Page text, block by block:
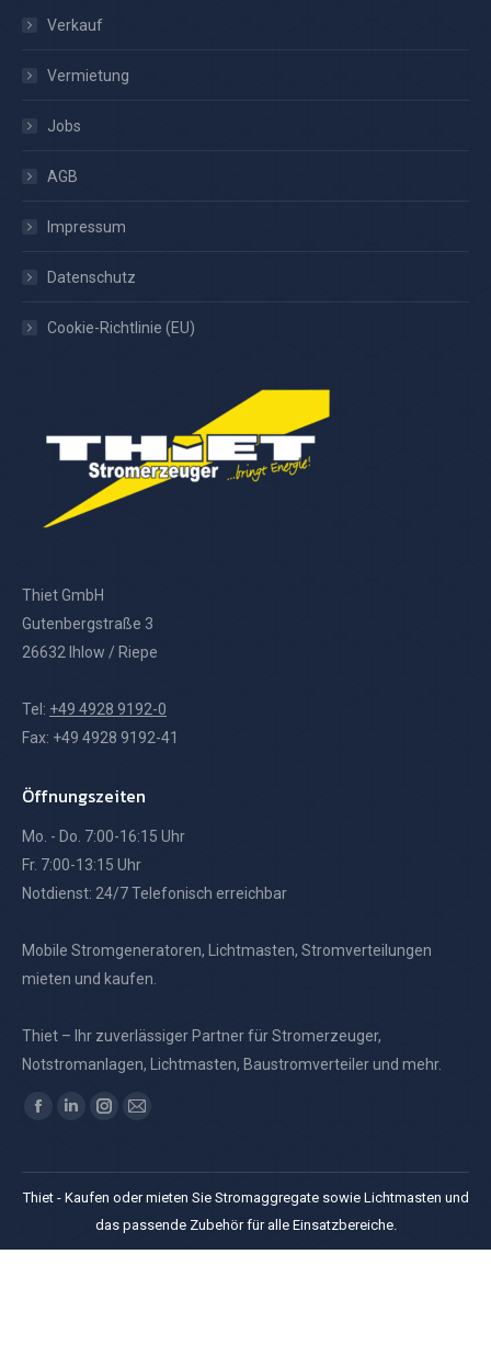
Verkauf
Vermietung
Jobs
AGB
Impressum
Datenschutz
Cookie-Richtlinie (EU)
Thiet GmbH
Gutenbergstraße 3
26632 Ihlow / Riepe
Tel: +49 4928 9192-0
Fax: +49 4928 9192-41
Öffnungszeiten
Mo. - Do. 7:00-16:15 Uhr
Fr. 7:00-13:15 Uhr
Notdienst: 24/7 Telefonisch erreichbar
Mobile Stromgeneratoren, Lichtmasten, Stromverteilungen
mieten und kaufen.
Thiet – Ihr zuverlässiger Partner für Stromerzeuger,
Notstromanlagen, Lichtmasten, Baustromverteiler und mehr.
Finden Sie uns auf:
Facebook
opens
in
Linkedin
opens
in
new
Instagram
opens
in
new
E-
page
opens
in
Thiet - Kaufen oder mieten Sie Stromaggregate sowie Lichtmasten und
das passende Zubehör für alle Einsatzbereiche.